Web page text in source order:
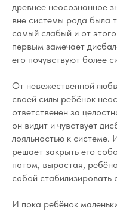
древнее неосознанное
вне системы рода была
самый слабый и от
первым замечает
его почувствуют более
От невежественной
своей силы ребёнок
ответственен за
он видит и чувствует
лояльностью к системе.
решает закрыть его
потом, вырастая,
собой стабилизировать
И пока ребёнок